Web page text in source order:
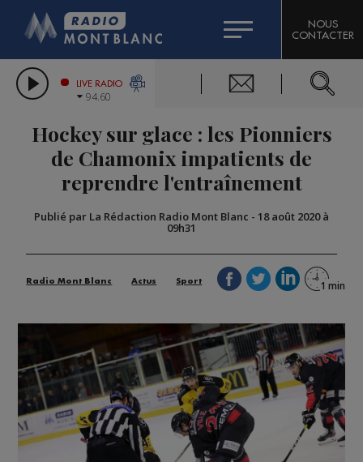
LES CHRONIQUES DE L'EXPERT
CITIZEN MACHINERY
GRAND MASSIF DOMAINES SKIABLES
BIGARD
COMPAGNIE DU MONT-BLANC
NOUS
CONTACTER
LIVE RADIO
94.60
Hockey sur glace : les Pionniers
de Chamonix impatients de
reprendre l'entraînement
Publié par La Rédaction Radio Mont Blanc - 18 août 2020 à
09h31
Radio Mont Blanc Actus Sport